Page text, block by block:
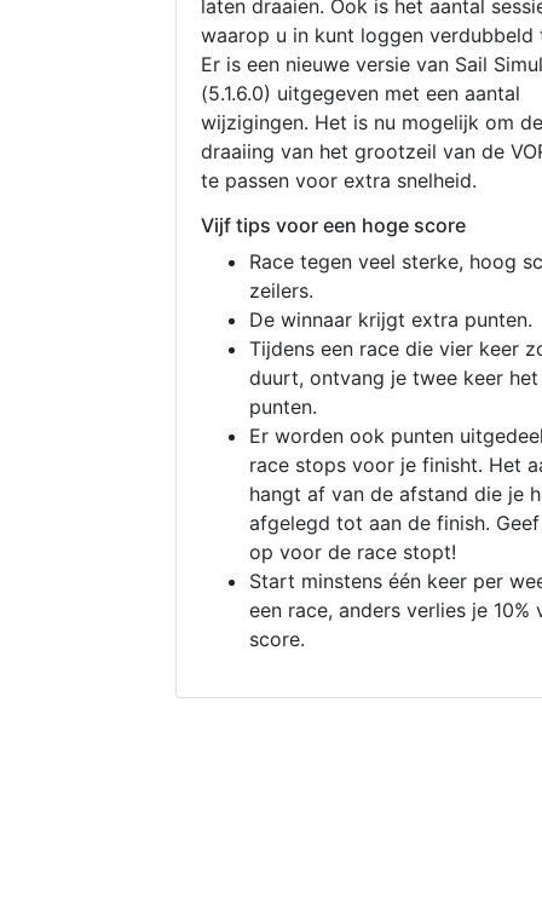
laten draaien. Ook is het aantal
waarop u in kunt loggen verdubbeld
Er is een nieuwe versie van Sail
(5.1.6.0) uitgegeven met een aantal
wijzigingen. Het is nu mogelijk om de
draaiing van het grootzeil van de
te passen voor extra snelheid.
Vijf tips voor een hoge score
Race tegen veel sterke, hoog
zeilers.
De winnaar krijgt extra punten.
Tijdens een race die vier keer
duurt, ontvang je twee keer
punten.
Er worden ook punten
race stops voor je finisht. Het
hangt af van de afstand die je
afgelegd tot aan de finish.
op voor de race stopt!
Start minstens één keer per
een race, anders verlies je 10%
score.